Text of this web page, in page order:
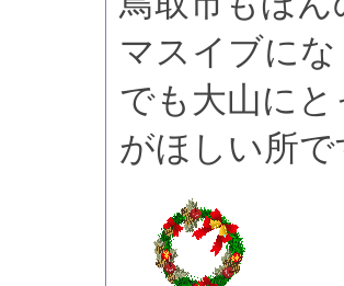
マスイブに
でも大山に
がほしい所で